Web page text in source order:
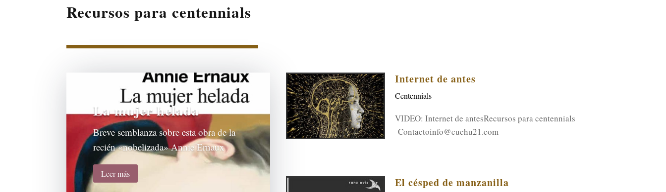
Recursos para centennials
La mujer helada
Breve semblanza sobre esta obra de la
recién «nobelizada» Annie Ernaux
Leer más
Internet de antes
Centennials
VIDEO: Internet de antesRecursos para centennials
Contactoinfo@cuchu21.com
El césped de manzanilla